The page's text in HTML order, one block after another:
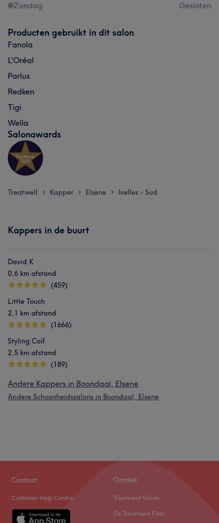
Zondag
Gesloten
Producten gebruikt in dit salon
Fanola
L'Oréal
Parlux
Redken
Tigi
Wella
Salonawards
Treatwell > Kapper > Elsene > Ixelles - Sud
Kappers in de buurt
David.K
0,6 km afstand
(459)
Little Touch
2,1 km afstand
(1666)
Styling Coif
2,5 km afstand
(189)
Andere Kappers in Boondaal, Elsene
Andere Schoonheidssalons in Boondaal, Elsene
Contact
Customer Help Centre
Ontdek
Treatment Guide
De Treatment Files